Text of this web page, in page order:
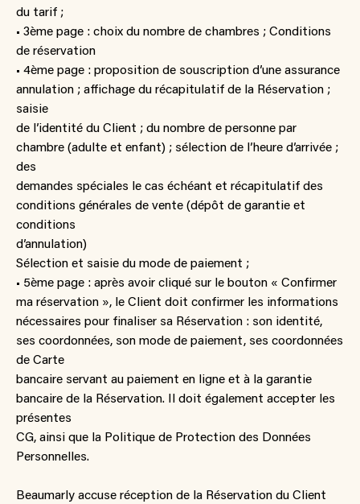
du tarif ;
• 3ème page : choix du nombre de chambres ; Conditions
de réservation
• 4ème page : proposition de souscription d’une assurance
annulation ; affichage du récapitulatif de la Réservation ;
saisie
de l’identité du Client ; du nombre de personne par
chambre (adulte et enfant) ; sélection de l’heure d’arrivée ;
des
demandes spéciales le cas échéant et récapitulatif des
conditions générales de vente (dépôt de garantie et
conditions
d’annulation)
Sélection et saisie du mode de paiement ;
• 5ème page : après avoir cliqué sur le bouton « Confirmer
ma réservation », le Client doit confirmer les informations
nécessaires pour finaliser sa Réservation : son identité,
ses coordonnées, son mode de paiement, ses coordonnées
de Carte
bancaire servant au paiement en ligne et à la garantie
bancaire de la Réservation. Il doit également accepter les
présentes
CG, ainsi que la Politique de Protection des Données
Personnelles.
Beaumarly accuse réception de la Réservation du Client